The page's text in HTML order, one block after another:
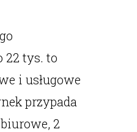
22 tys. to
i usługowe
przypada
2